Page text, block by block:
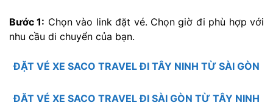
Bước 1: Chọn vào link đặt vé. Chọn giờ đi phù hợp với
nhu cầu di chuyển của bạn.
ĐẶT VÉ XE SACO TRAVEL ĐI TÂY NINH TỪ SÀI GÒN
ĐĂT VÉ XE SACO TRAVEL ĐI SÀI GÒN TỪ TÂY NINH